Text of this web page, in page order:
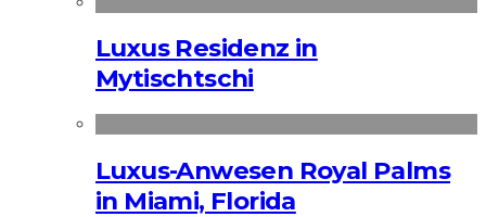
Luxus Residenz in
Mytischtschi
Luxus-Anwesen Royal Palms
in Miami, Florida